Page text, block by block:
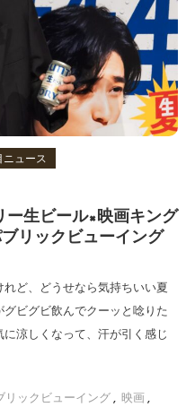
ニュース
ー生ビール×映画キング
リックビューイング
ど、どうせなら気持ちいい夏
ビグビ飲んでクーッと唸りた
涼しくなって、汗が引く感じ
リックビューイング, 映画,